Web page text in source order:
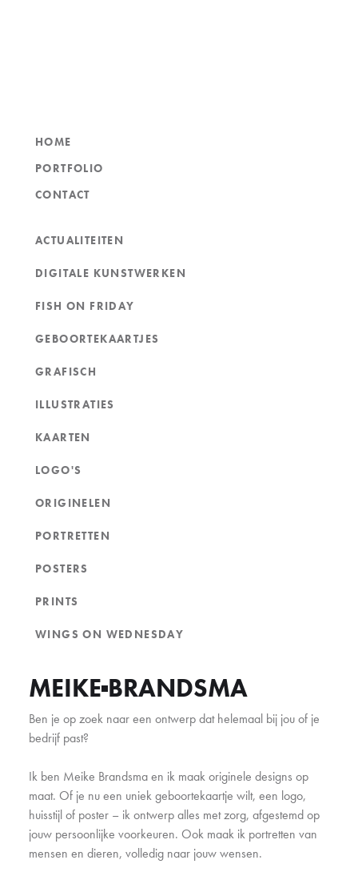
MEIKE BRANDSMA
Ben je op zoek naar een ontwerp dat helemaal bij jou of je
bedrijf past?
Ik ben Meike Brandsma en ik maak originele designs op
maat. Of je nu een uniek geboortekaartje wilt, een logo,
huisstijl of poster – ik ontwerp alles met zorg, afgestemd op
jouw persoonlijke voorkeuren. Ook maak ik portretten van
mensen en dieren, volledig naar jouw wensen.
HOME
PORTFOLIO
CONTACT
ACTUALITEITEN
DIGITALE KUNSTWERKEN
FISH ON FRIDAY
GEBOORTEKAARTJES
GRAFISCH
ILLUSTRATIES
KAARTEN
LOGO'S
ORIGINELEN
PORTRETTEN
POSTERS
PRINTS
WINGS ON WEDNESDAY